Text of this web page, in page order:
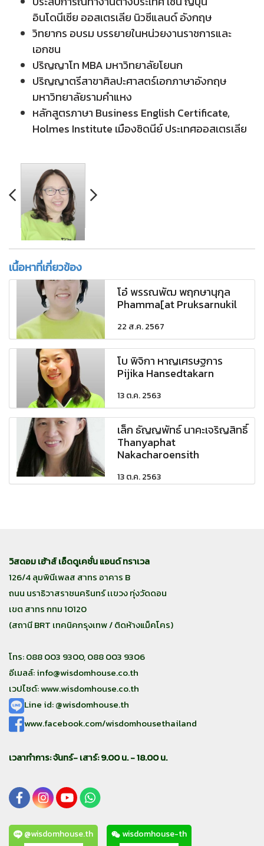
อินโดนีเซีย ออสเตรเลีย นิวซีแลนด์ อังกฤษ
วิทยากร อบรม บรรยายในหน่วยงานราชการและ
เอกชน
ปริญญาโท MBA มหาวิทยาลัยโยนก
ปริญญาตรีสาขาศิลปะศาสตร์เอกภาษาอังกฤษ
มหาวิทยาลัยรามคำแหง
หลักสูตรภาษา Business English Certificate,
Holmes Institute เมืองซิดนีย์ ประเทศออสเตรเลีย
เนื้อหาที่เกี่ยวข้อง
โอ๋ พรรณพัฒ พฤกษานุกุล
Phamma[at Pruksarnukil
22 ส.ค. 2567
โบ พิจิกา หาญเศรษฐการ
Pijika Hansedtakarn
13 ต.ค. 2563
เล็ก ธัญญพัทธ์ นาคะเจริญสิทธิ์
Thanyaphat
Nakacharoensith
13 ต.ค. 2563
วิสดอม เฮ้าส์ เอ็ดดูเคชั่น แอนด์ ทราเวล
126/4 ลุมพินีเพลส สาทร อาคาร B
ถนน นราธิวาสราชนครินทร์ เเขวง ทุ่งวัดดอน
เขต สาทร กทม 10120
(สถานี BRT เทคนิคกรุงเทพ / ติดห้างแม็คโคร)
โทร: 088 003 9300, 088 003 9306
อีเมลล์:info@wisdomhouse.co.th
เวปไซด์: www.wisdomhouse.co.th
Line id: @wisdomhouse.th
www.facebook.com/wisdomhousethailand
เวลาทำการ: จันทร์- เสาร์: 9.00 น. - 18.00 น.
@wisdomhouse.th wisdomhouse-th